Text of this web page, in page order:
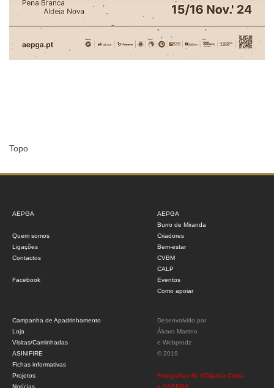
Topo
AEPGA
Quem somos
Ligações
Contactos
Facebook
AEPGA
Burro de Miranda
Criadores
Bem-estar
CVBM
CALP
Eventos
Como apoiar
Campanha de Apadrinhamento
Loja
Visitas/Caminhadas
ASINIFIRE
Fichas informativas
Projetos
Desenvolvido por
Álvaro Martino
e Webprodz
© 2019
Fotografias de ©Cláudia Costa